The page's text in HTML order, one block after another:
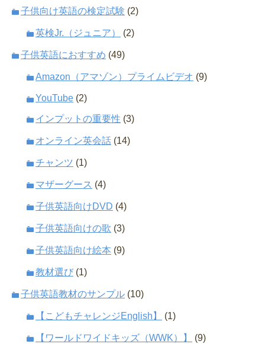
子供向け英語の検定試験 (2)
英検Jr.（ジュニア） (2)
子供英語におすすめ (49)
Amazon（アマゾン）プライムビデオ (9)
YouTube (2)
インプットの重要性 (3)
オンライン英会話 (14)
チャンツ (1)
マザーグース (4)
子供英語向けDVD (4)
子供英語向けの歌 (3)
子供英語向け絵本 (9)
教材選び (1)
子供英語教材のサンプル (10)
【こどもチャレンジEnglish】 (1)
【ワールドワイドキッズ（WWK）】 (9)